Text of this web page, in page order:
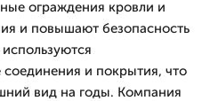
ограждения кровли и
и повышают безопасность
и покрытия, что
вид на годы. Компания